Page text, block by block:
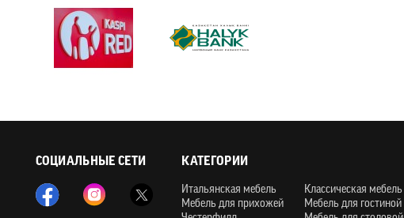
СОЦИАЛЬНЫЕ СЕТИ КАТЕГОРИИ
Итальянская мебель
Мебель для прихожей
Классическая мебель
Мебель для гостиной